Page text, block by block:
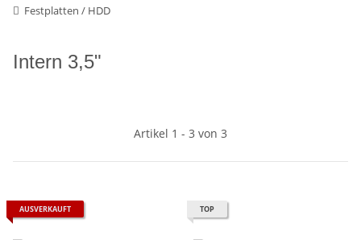
Festplatten / HDD
Intern 3,5"
Artikel 1 - 3 von 3
AUSVERKAUFT TOP